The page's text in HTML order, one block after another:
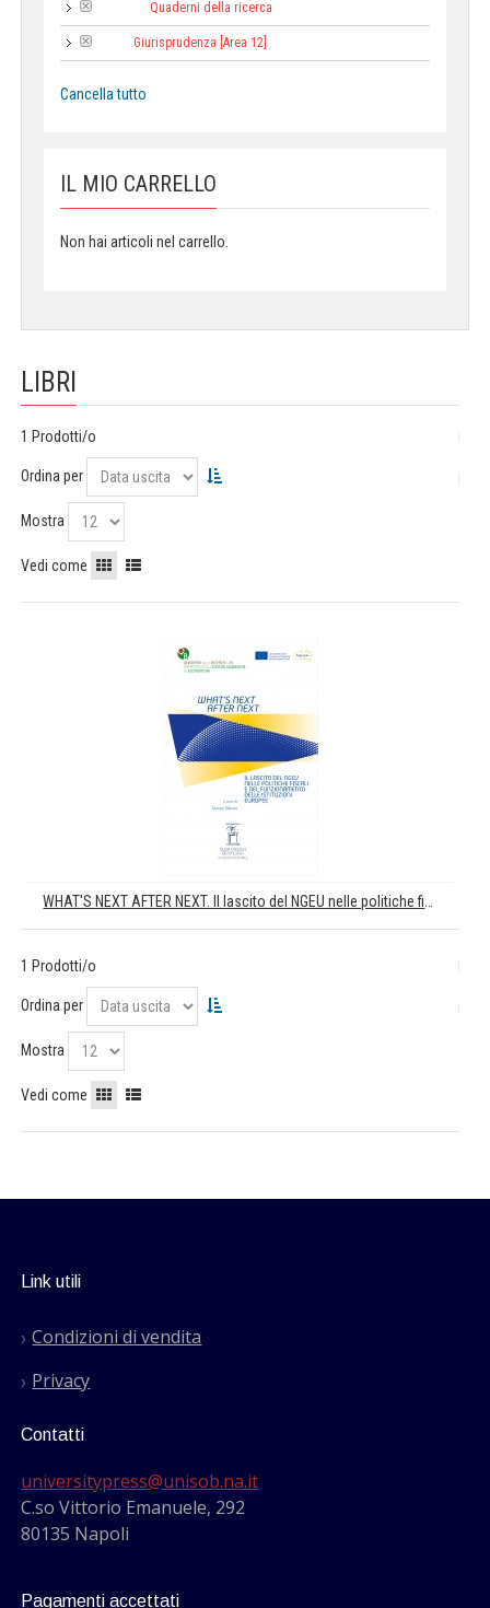
Quaderni della ricerca
Giurisprudenza [Area 12]
Cancella tutto
IL MIO CARRELLO
Non hai articoli nel carrello.
LIBRI
1 Prodotti/o
Ordina per
Mostra
Vedi come
1 Prodotti/o
Ordina per
Mostra
Vedi come
Link utili
Condizioni di vendita
Privacy
Contatti
universitypress@unisob.na.it
C.so Vittorio Emanuele, 292
80135 Napoli
Pagamenti accettati